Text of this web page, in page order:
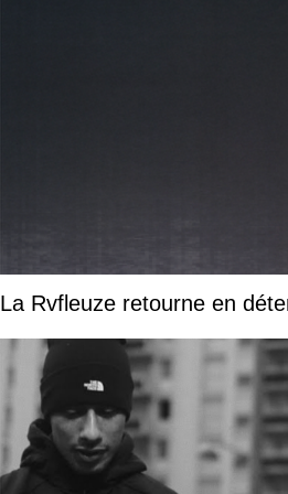
La Rvfleuze retourne en